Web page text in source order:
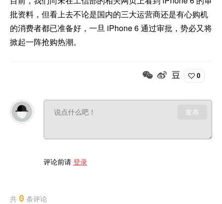
批资料，但看上去不论是国内的三大运营商还是有心购机
的消费者都已准备好，一旦 iPhone 6 通过审批，势必又将
掀起一阵抢购热潮。
0
发布
评论前请 登录
共 0 条评论